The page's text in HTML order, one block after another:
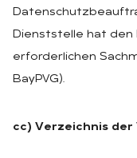
Dienststelle hat den
erforderlichen
BayPVG).
cc) Verzeichnis